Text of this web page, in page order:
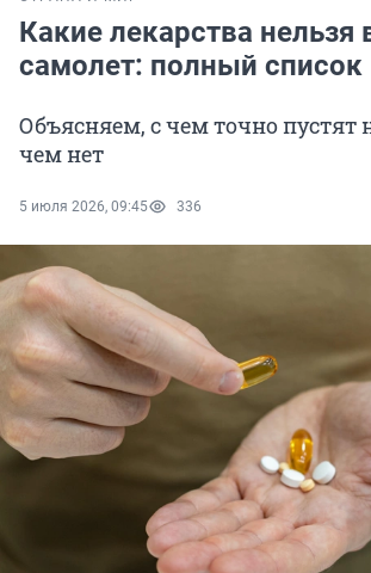
Какие лекарства нельзя
самолет: полный список
Объясняем, с чем точно пустят
чем нет
5 июля 2026, 09:45 336